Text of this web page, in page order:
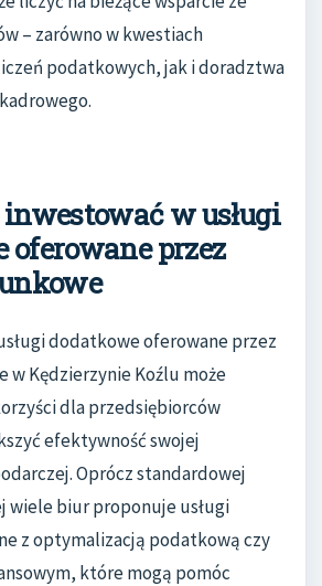
– zarówno w kwestiach
podatkowych, jak i doradztwa
w usługi
oferowane przez
dodatkowe oferowane przez
w Kędzierzynie Koźlu może
dla przedsiębiorców
efektywność swojej
Oprócz standardowej
wiele biur proponuje usługi
z optymalizacją podatkową czy
które mogą pomóc